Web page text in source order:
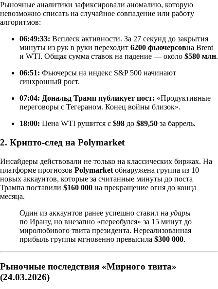
Рыночные аналитики зафиксировали аномалию, которую
невозможно списать на случайное совпадение или работу
алгоритмов:
06:49:33: Всплеск активности. За 27 секунд до закрытия
минуты из рук в руки переходит 6200 фьючерсовна Brent
и WTI. Общая сумма ставок на падение — около $580 млн.
06:51: Фьючерсы на индекс S&P 500 начинают
синхронный рост.
07:04: Дональд Трамп публикует пост: «Продуктивные
переговоры с Тегераном. Конец войны близок».
18:00: Цена WTI рушится с $98 до $89,50 за баррель.
2. Крипто-след на Polymarket
Инсайдеры действовали не только на классических биржах. На
платформе прогнозов Polymarket обнаружена группа из 10
новых аккаунтов, которые за считанные минуты до поста
Трампа поставили $160 000 на прекращение огня до конца
месяца.
Один из аккаунтов ранее успешно ставил на удары
по Ирану, но внезапно «переобулся» за 15 минут до
миролюбивого твита президента. Нереализованная
прибыль группы мгновенно превысила $300 000.
Рыночные последствия «Мирного твита»
(24.03.2026)